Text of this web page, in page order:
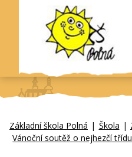
Základní škola Polná | Škola |
Vánoční soutěž o nejhezčí třídu